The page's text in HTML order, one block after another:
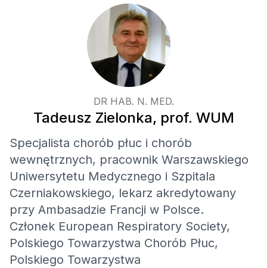
DR HAB. N. MED.
Tadeusz Zielonka, prof. WUM
Specjalista chorób płuc i chorób
wewnętrznych, pracownik Warszawskiego
Uniwersytetu Medycznego i Szpitala
Czerniakowskiego, lekarz akredytowany
przy Ambasadzie Francji w Polsce.
Członek European Respiratory Society,
Polskiego Towarzystwa Chorób Płuc,
Polskiego Towarzystwa